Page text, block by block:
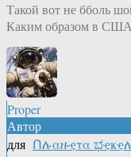
Такой вот не бболь
Каким образом в
Proper
Автор
для Ոሉαዙҿτα